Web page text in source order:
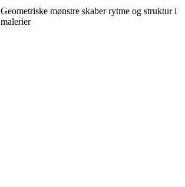
Geometriske mønstre skaber rytme og struktur i
malerier